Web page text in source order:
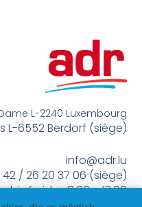
L-2240 Luxembourg
L-6552 Berdorf (siège)
info@adr.lu
42 / 26 20 37 06 (siège)
bis freides 8:00 – 17:00